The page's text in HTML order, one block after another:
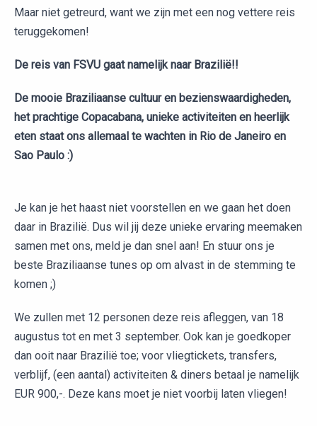
Maar niet getreurd, want we zijn met een nog vettere reis
teruggekomen!
De reis van FSVU gaat namelijk naar Brazilië!!
De mooie Braziliaanse cultuur en bezienswaardigheden,
het prachtige Copacabana, unieke activiteiten en heerlijk
eten staat ons allemaal te wachten in Rio de Janeiro en
Sao Paulo :)
Je kan je het haast niet voorstellen en we gaan het doen
daar in Brazilië. Dus wil jij deze unieke ervaring meemaken
samen met ons, meld je dan snel aan! En stuur ons je
beste Braziliaanse tunes op om alvast in de stemming te
komen ;)
We zullen met 12 personen deze reis afleggen, van 18
augustus tot en met 3 september. Ook kan je goedkoper
dan ooit naar Brazilië toe; voor vliegtickets, transfers,
verblijf, (een aantal) activiteiten & diners betaal je namelijk
EUR 900,-. Deze kans moet je niet voorbij laten vliegen!